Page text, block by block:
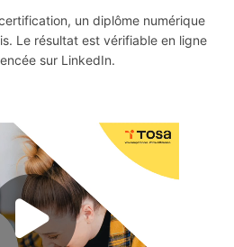
un diplôme numérique
Le résultat est vérifiable en ligne
sur LinkedIn.